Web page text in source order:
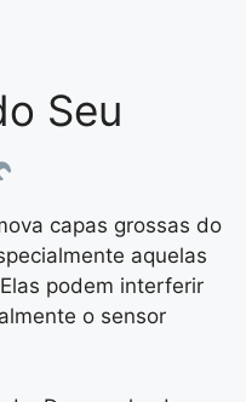
Seu
capas grossas do
aquelas
podem interferir
o sensor